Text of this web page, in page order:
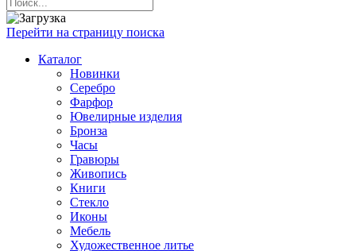
Перейти на страницу поиска
Каталог
Новинки
Серебро
Фарфор
Ювелирные изделия
Бронза
Часы
Гравюры
Живопись
Книги
Стекло
Иконы
Мебель
Художественное литье